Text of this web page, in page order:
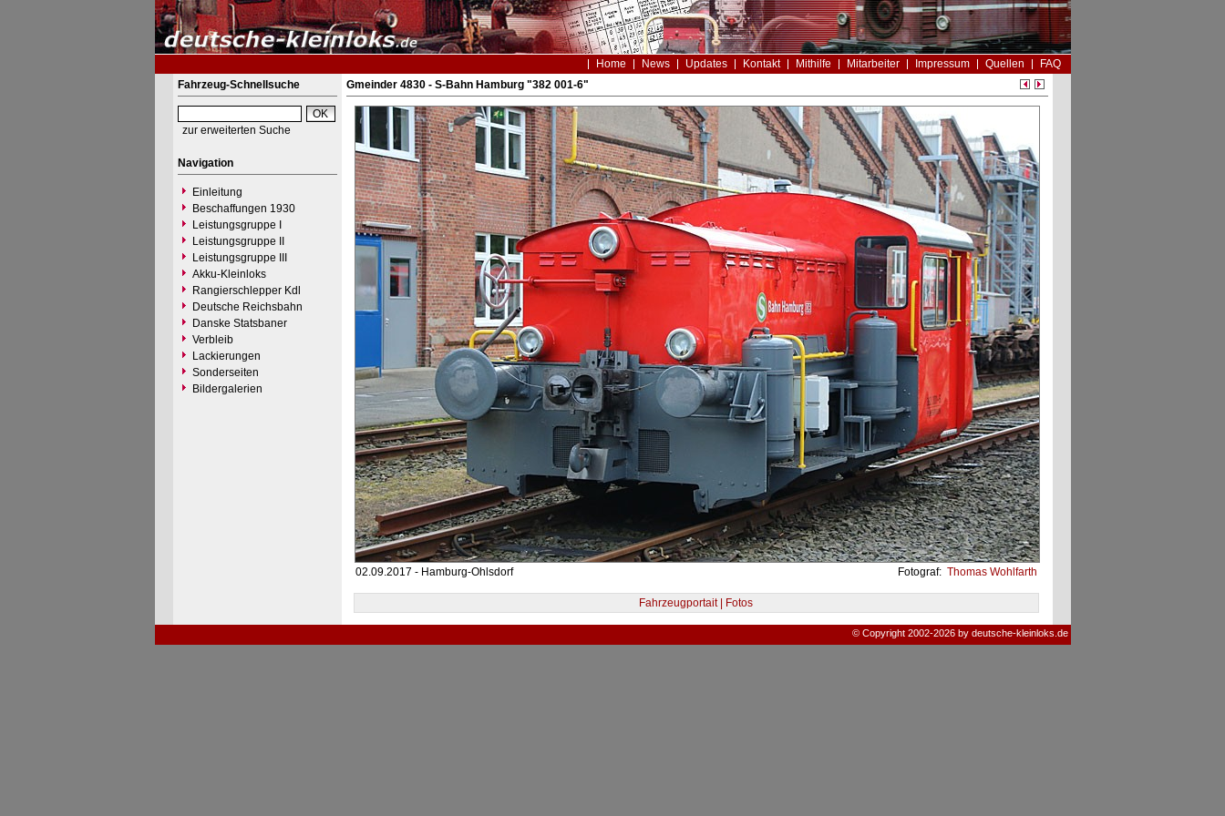
Home News Updates Kontakt Mithilfe Mitarbeiter Impressum Quellen
FAQ
Fahrzeug-Schnellsuche
zur erweiterten Suche
Navigation
Einleitung
Beschaffungen 1930
Leistungsgruppe I
Leistungsgruppe II
Leistungsgruppe III
Akku-Kleinloks
Rangierschlepper Kdl
Deutsche Reichsbahn
Danske Statsbaner
Verbleib
Lackierungen
Sonderseiten
Bildergalerien
Gmeinder 4830 - S-Bahn Hamburg "382 001-6"
02.09.2017 - Hamburg-Ohlsdorf Fotograf: Thomas Wohlfarth
Fahrzeugportait | Fotos
© Copyright 2002-2026 by deutsche-kleinloks.de